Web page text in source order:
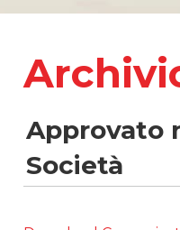
Approvato
Società